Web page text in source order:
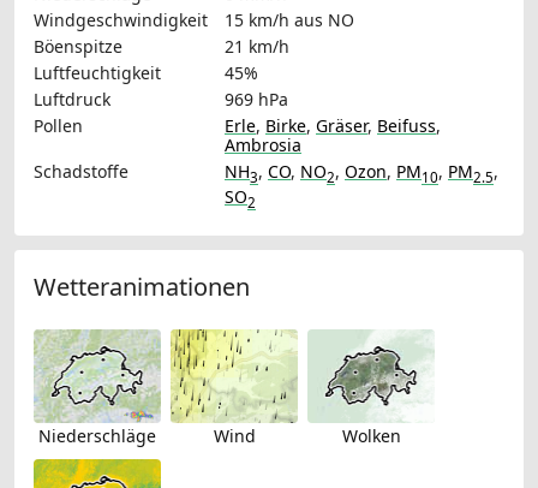
Windgeschwindigkeit
15 km/h aus NO
Böenspitze
21 km/h
Luftfeuchtigkeit
45%
Luftdruck
969 hPa
Pollen
Erle, Birke, Gräser, Beifuss,
Ambrosia
Schadstoffe
NH3, CO, NO2, Ozon, PM10, PM2.5,
SO2
Wetteranimationen
Niederschläge Wind Wolken